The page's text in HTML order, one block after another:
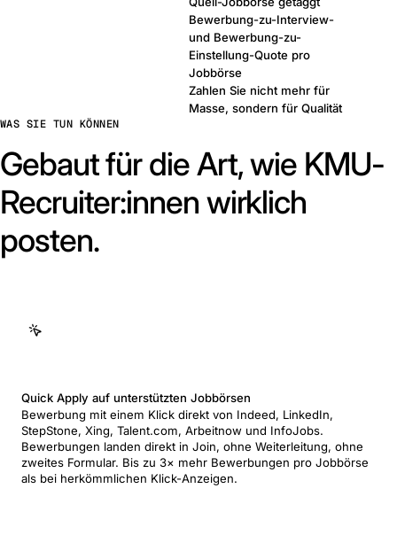
Bewerbung-zu-Interview-
und Bewerbung-zu-
Einstellung-Quote pro
Jobbörse
Zahlen Sie nicht mehr für
Masse, sondern für Qualität
WAS SIE TUN KÖNNEN
Gebaut für die Art, wie KMU-
Recruiter:innen wirklich
posten.
Quick Apply auf unterstützten Jobbörsen
Bewerbung mit einem Klick direkt von Indeed, LinkedIn,
StepStone, Xing, Talent.com, Arbeitnow und InfoJobs.
Bewerbungen landen direkt in Join, ohne Weiterleitung, ohne
zweites Formular. Bis zu 3× mehr Bewerbungen pro Jobbörse
als bei herkömmlichen Klick-Anzeigen.